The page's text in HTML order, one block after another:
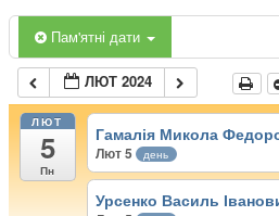
Пам'ятні дати
ЛЮТ 2024
ЛЮТ
5
Пн
Гамалія Микола
Лют 5 день
Урсенко Василь